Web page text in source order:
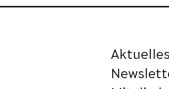
Aktuelles